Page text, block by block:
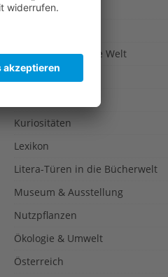
Japan
Kulinarisch um die Welt
Kultur
Kuriositäten
Lexikon
Litera-Türen in die Bücherwelt
Museum & Ausstellung
Nutzpflanzen
Ökologie & Umwelt
Österreich